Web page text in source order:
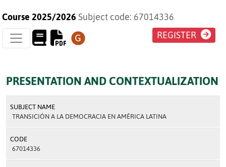
Course 2025/2026 Subject code: 67014336
REGISTER
PRESENTATION AND CONTEXTUALIZATION
SUBJECT NAME
TRANSICIÓN A LA DEMOCRACIA EN AMÉRICA LATINA
CODE
67014336